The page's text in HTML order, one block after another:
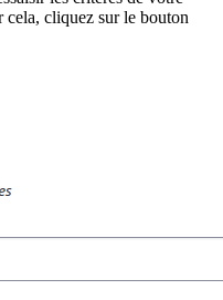
cela, cliquez sur le bouton